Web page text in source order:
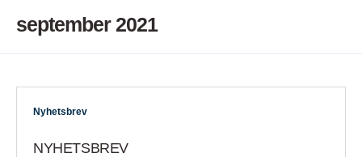
september 2021
Nyhetsbrev
NYHETSBREV